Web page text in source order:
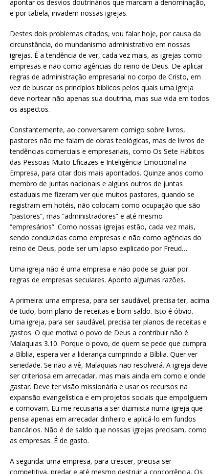
apontar os desvios doutrinários que marcam a denominação,
e por tabela, invadem nossas igrejas.
Destes dois problemas citados, vou falar hoje, por causa da
circunstância, do mundanismo administrativo em nossas
igrejas. É a tendência de ver, cada vez mais, as igrejas como
empresas e não como agências do reino de Deus. De aplicar
regras de administração empresarial no corpo de Cristo, em
vez de buscar os princípios bíblicos pelos quais uma igreja
deve nortear não apenas sua doutrina, mas sua vida em todos
os aspectos.
Constantemente, ao conversarem comigo sobre livros,
pastores não me falam de obras teológicas, mas de livros de
tendências comerciais e empresariais, como Os Sete Hábitos
das Pessoas Muito Eficazes e Inteligência Emocional na
Empresa, para citar dois mais apontados. Quinze anos como
membro de juntas nacionais e alguns outros de juntas
estaduais me fizeram ver que muitos pastores, quando se
registram em hotéis, não colocam como ocupação que são
“pastores”, mas “administradores” e até mesmo
“empresários”. Como nossas igrejas estão, cada vez mais,
sendo conduzidas como empresas e não como agências do
reino de Deus, pode ser um lapso explicado por Freud…
Uma igreja não é uma empresa e não pode se guiar por
regras de empresas seculares. Aponto algumas razões.
A primeira: uma empresa, para ser saudável, precisa ter, acima
de tudo, bom plano de receitas e bom saldo. Isto é óbvio.
Uma igreja, para ser saudável, precisa ter planos de receitas e
gastos. O que motiva o povo de Deus a contribuir não é
Malaquias 3.10. Porque o povo, de quem se pede que cumpra
a Bíblia, espera ver a liderança cumprindo a Bíblia. Quer ver
seriedade. Se não a vê, Malaquias não resolverá. A igreja deve
ser criteriosa em arrecadar, mas mais ainda em como e onde
gastar. Deve ter visão missionária e usar os recursos na
expansão evangelística e em projetos sociais que empolguem
e comovam. Eu me recusaria a ser dizimista numa igreja que
pensa apenas em arrecadar dinheiro e aplicá-lo em fundos
bancários. Não é de saldo que nossas igrejas precisam, como
as empresas. É de gasto.
A segunda: uma empresa, para crescer, precisa ser
competitiva, predar e até mesmo destruir a concorrência. Os